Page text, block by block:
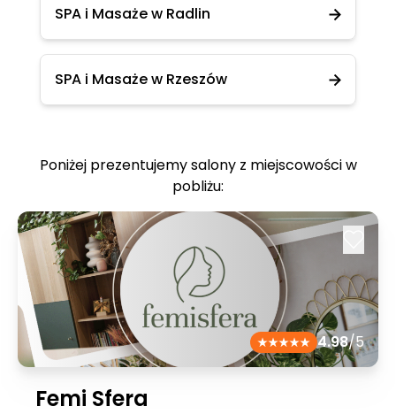
SPA i Masaże w Radlin
SPA i Masaże w Rzeszów
Poniżej prezentujemy salony z miejscowości w
pobliżu:
4.98/5
Femi Sfera